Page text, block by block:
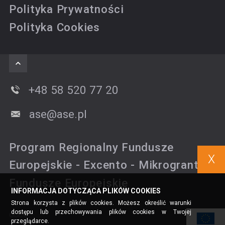
Polityka Prywatności
Polityka Cookies
+48 58 520 77 20
ase@ase.pl
Program Regionalny Fundusze
Europejskie - Excento - Mikrogranty
Fundusze Europejskie
X
INFORMACJA DOTYCZĄCA PLIKÓW COOKIES
Strona korzysta z plików cookies. Możesz określić warunki
dostępu lub przechowywania plików cookies w Twojej
przeglądarce.